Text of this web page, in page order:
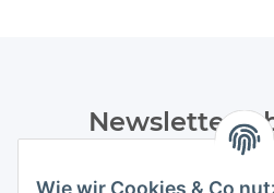
Newsletter